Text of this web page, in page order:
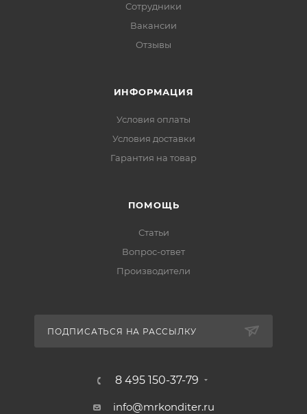
Сотрудники
Вакансии
Отзывы
ИНФОРМАЦИЯ
Условия оплаты
Условия доставки
Гарантия на товар
ПОМОЩЬ
Статьи
Вопрос-ответ
Производители
ПОДПИСАТЬСЯ НА РАССЫЛКУ
8 495 150-37-79
info@mrkonditer.ru